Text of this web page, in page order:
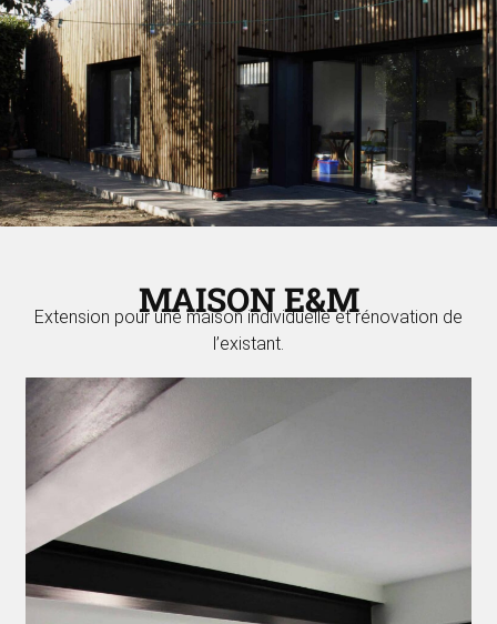
MAISON E&M
Extension pour une maison individuelle et rénovation de
l’existant.